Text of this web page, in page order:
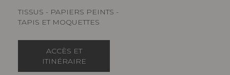
TISSUS - PAPIERS PEINTS -
TAPIS ET MOQUETTES
ACCÈS ET
ITINÉRAIRE